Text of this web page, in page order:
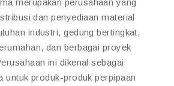
dan penyediaan material
industri, gedung bertingkat,
dan berbagai proyek
ini dikenal sebagai
untuk produk-produk perpipaan